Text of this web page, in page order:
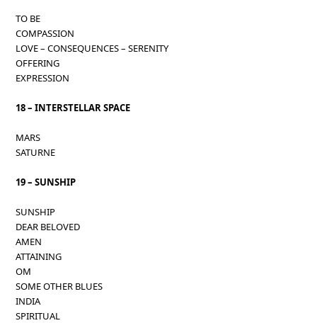
TO BE
COMPASSION
LOVE – CONSEQUENCES – SERENITY
OFFERING
EXPRESSION
18 – INTERSTELLAR SPACE
MARS
SATURNE
19 – SUNSHIP
SUNSHIP
DEAR BELOVED
AMEN
ATTAINING
OM
SOME OTHER BLUES
INDIA
SPIRITUAL